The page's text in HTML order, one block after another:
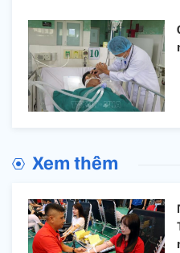
Xem thêm